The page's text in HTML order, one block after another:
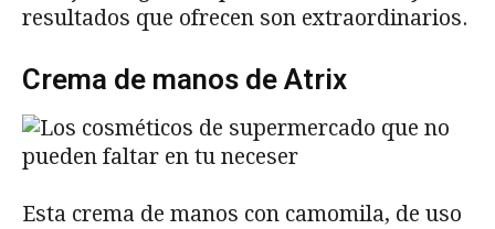
resultados que ofrecen son extraordinarios.
Crema de manos de Atrix
Esta crema de manos con camomila, de uso